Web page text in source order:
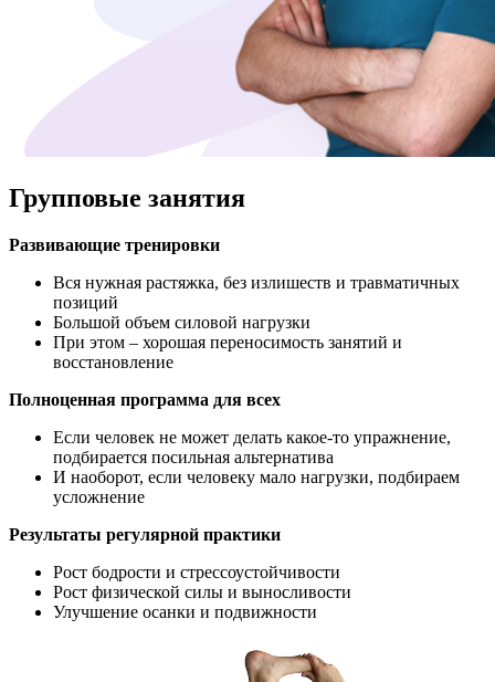
Групповые занятия
Развивающие тренировки
Вся нужная растяжка, без излишеств и травматичных
позиций
Большой объем силовой нагрузки
При этом – хорошая переносимость занятий и
восстановление
Полноценная программа для всех
Если человек не может делать какое-то упражнение,
подбирается посильная альтернатива
И наоборот, если человеку мало нагрузки, подбираем
усложнение
Результаты регулярной практики
Рост бодрости и стрессоустойчивости
Рост физической силы и выносливости
Улучшение осанки и подвижности